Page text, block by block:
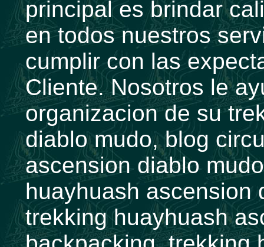
principal es brindar
en todos nuestros
cumplir con las
Cliente. Nosotros le
organizacion de su
diablo mudo, blog
ascension diablo
huayhuash ascension
trekking huayhuash